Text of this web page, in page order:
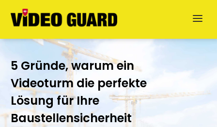
5 Gründe, warum ein
Videoturm die perfekte
Lösung für Ihre
Baustellensicherheit